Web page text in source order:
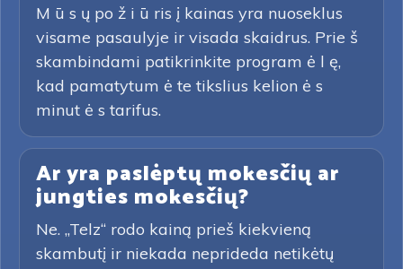
M ū s ų po ž i ū ris į kainas yra nuoseklus
visame pasaulyje ir visada skaidrus. Prie š
skambindami patikrinkite program ė l ę,
kad pamatytum ė te tikslius kelion ė s
minut ė s tarifus.
Ar yra paslėptų mokesčių ar
jungties mokesčių?
Ne. „Telz“ rodo kainą prieš kiekvieną
skambutį ir niekada neprideda netikėtų